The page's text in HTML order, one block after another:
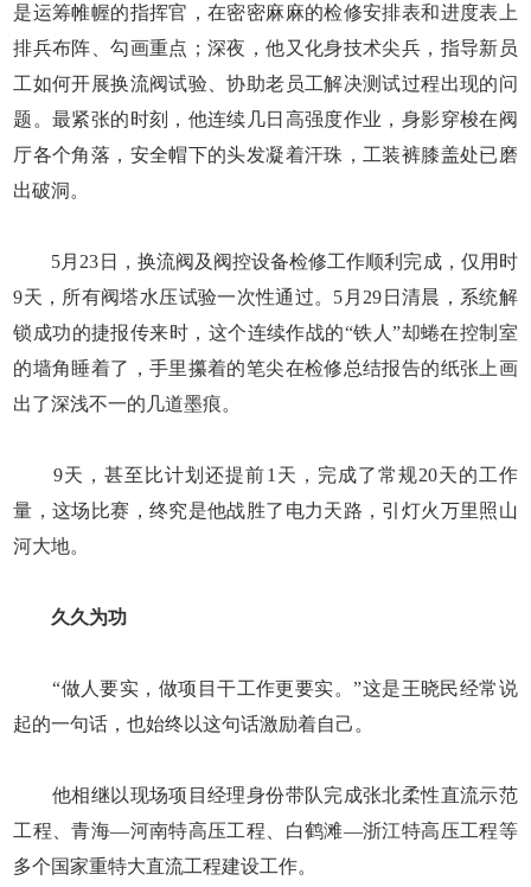
是运筹帷幄的指挥官，在密密麻麻的检修安排表和进度表上
排兵布阵、勾画重点；深夜，他又化身技术尖兵，指导新员
工如何开展换流阀试验、协助老员工解决测试过程出现的问
题。最紧张的时刻，他连续几日高强度作业，身影穿梭在阀
厅各个角落，安全帽下的头发凝着汗珠，工装裤膝盖处已磨
出破洞。
5月23日，换流阀及阀控设备检修工作顺利完成，仅用时
9天，所有阀塔水压试验一次性通过。5月29日清晨，系统解
锁成功的捷报传来时，这个连续作战的“铁人”却蜷在控制室
的墙角睡着了，手里攥着的笔尖在检修总结报告的纸张上画
出了深浅不一的几道墨痕。
9天，甚至比计划还提前1天，完成了常规20天的工作
量，这场比赛，终究是他战胜了电力天路，引灯火万里照山
河大地。
久久为功
“做人要实，做项目干工作更要实。”这是王晓民经常说
起的一句话，也始终以这句话激励着自己。
他相继以现场项目经理身份带队完成张北柔性直流示范
工程、青海—河南特高压工程、白鹤滩—浙江特高压工程等
多个国家重特大直流工程建设工作。